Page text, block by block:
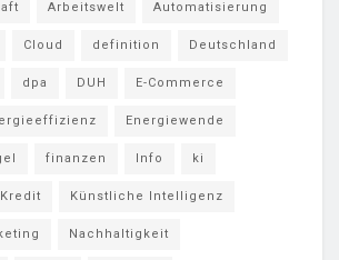
Arbeitswelt Automatisierung
Cloud definition Deutschland
dpa DUH E-Commerce
Energiewende
finanzen Info ki
Kredit Künstliche Intelligenz
Nachhaltigkeit